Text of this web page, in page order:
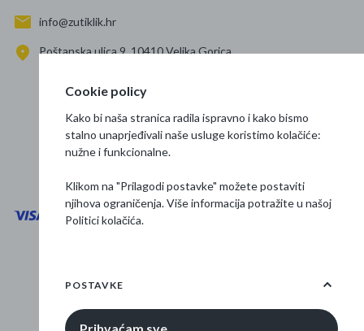
info@zutiklik.hr
Poštanska ulica 9, 10410 Velika Gorica
Prati nas
Osnovne informacije
Cookie policy
Kako bi naša stranica radila ispravno i kako bismo
stalno unaprjeđivali naše usluge koristimo kolačiće:
nužne i funkcionalne.
Klikom na "Prilagodi postavke" možete postaviti
njihova ograničenja. Više informacija potražite u našoj
Politici kolačića.
POSTAVKE